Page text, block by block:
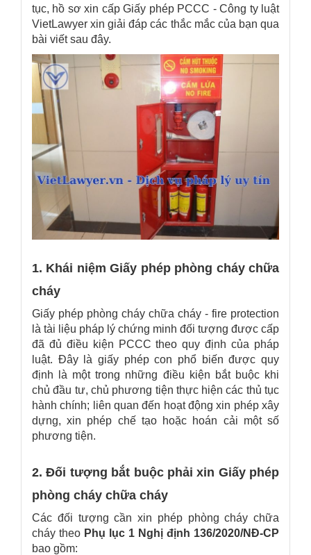
tục, hồ sơ xin cấp Giấy phép PCCC - Công ty luật
VietLawyer xin giải đáp các thắc mắc của bạn qua
bài viết sau đây.
1. Khái niệm Giấy phép phòng cháy chữa
cháy
Giấy phép phòng cháy chữa cháy - fire protection
là tài liệu pháp lý chứng minh đối tượng được cấp
đã đủ điều kiện PCCC theo quy định của pháp
luật. Đây là giấy phép con phổ biến được quy
định là một trong những điều kiện bắt buộc khi
chủ đầu tư, chủ phương tiện thực hiện các thủ tục
hành chính; liên quan đến hoạt động xin phép xây
dựng, xin phép chế tạo hoặc hoán cải một số
phương tiện.
2. Đối tượng bắt buộc phải xin Giấy phép
phòng cháy chữa cháy
Các đối tượng cần xin phép phòng cháy chữa
cháy theo Phụ lục 1 Nghị định 136/2020/NĐ-CP
bao gồm: